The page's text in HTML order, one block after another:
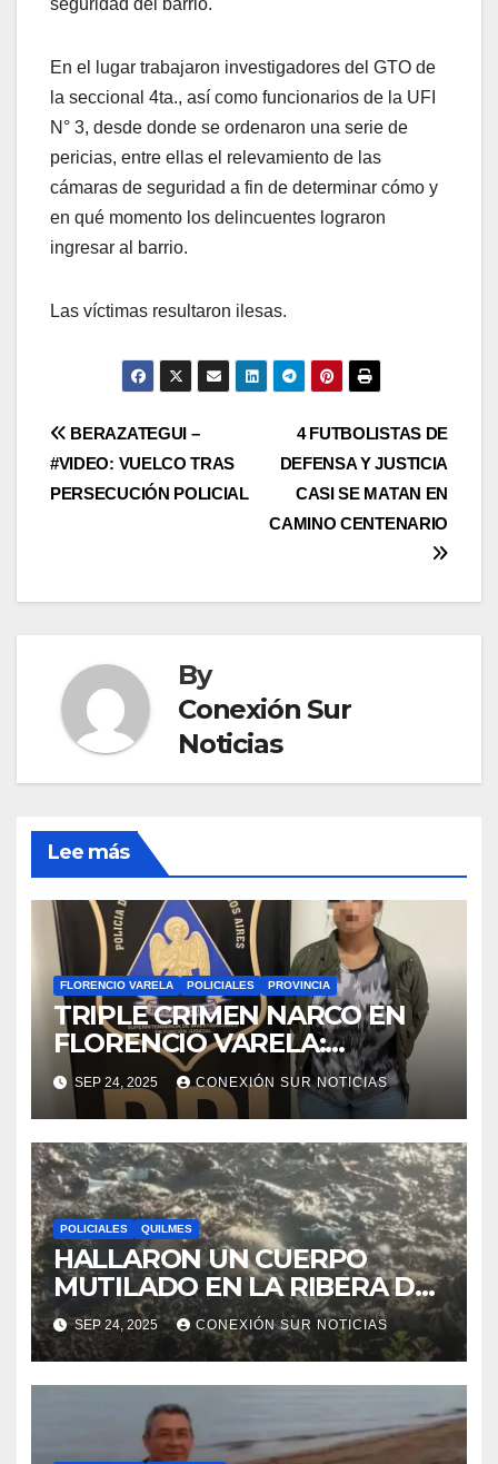
seguridad del barrio.
En el lugar trabajaron investigadores del GTO de
la seccional 4ta., así como funcionarios de la UFI
N° 3, desde donde se ordenaron una serie de
pericias, entre ellas el relevamiento de las
cámaras de seguridad a fin de determinar cómo y
en qué momento los delincuentes lograron
ingresar al barrio.
Las víctimas resultaron ilesas.
Post
navigation
4 FUTBOLISTAS DE
DEFENSA Y JUSTICIA
CASI SE MATAN EN
CAMINO CENTENARIO
BERAZATEGUI –
#VIDEO: VUELCO TRAS
PERSECUCIÓN POLICIAL
By
Conexión Sur
Noticias
Lee más
FLORENCIO VARELA POLICIALES PROVINCIA
TRIPLE CRIMEN NARCO EN
FLORENCIO VARELA:
DETALLES MACABROS DE
LAS AUTOPSIAS
SEP 24, 2025 CONEXIÓN SUR NOTICIAS
POLICIALES QUILMES
HALLARON UN CUERPO
MUTILADO EN LA RIBERA DE
QUILMES
SEP 24, 2025 CONEXIÓN SUR NOTICIAS